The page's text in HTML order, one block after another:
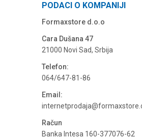
PODACI O KOMPANIJI
Formaxstore d.o.o
Cara Dušana 47
21000 Novi Sad, Srbija
Telefon:
064/647-81-86
Email:
Račun
Banka Intesa 160-377076-62